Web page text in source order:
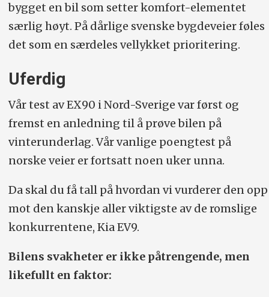
bygget en bil som setter komfort-elementet
særlig høyt. På dårlige svenske bygdeveier føles
det som en særdeles vellykket prioritering.
Uferdig
Vår test av EX90 i Nord-Sverige var først og
fremst en anledning til å prøve bilen på
vinterunderlag. Vår vanlige poengtest på
norske veier er fortsatt noen uker unna.
Da skal du få tall på hvordan vi vurderer den opp
mot den kanskje aller viktigste av de romslige
konkurrentene, Kia EV9.
Bilens svakheter er ikke påtrengende, men
likefullt en faktor: